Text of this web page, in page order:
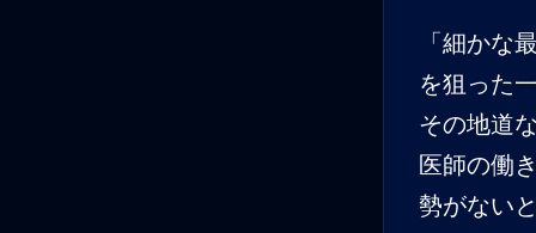
「細かな
を狙った
その地道
医師の働
勢がない